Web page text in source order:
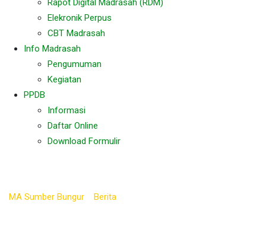
Rapot Digital Madrasah (RDM)
Elekronik Perpus
CBT Madrasah
Info Madrasah
Pengumuman
Kegiatan
PPDB
Informasi
Daftar Online
Download Formulir
MA Sumber Bungur Berita